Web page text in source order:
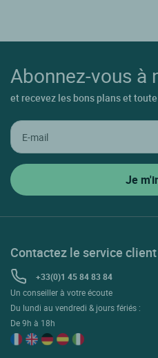
Abonnez-vous à
et recevez les bons plans et
Contactez le service client
+33(0)1 45 84 83 84
Un conseiller à votre écoute
Du lundi au vendredi & jours fériés :
De 9h à 18h